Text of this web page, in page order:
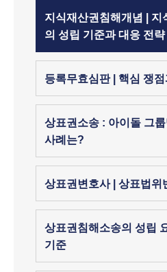
지식재산권침해개념 | 지
의 성립 기준과 대응 전략
등록무효심판 | 핵심 쟁점
상표권소송 : 아이돌 그
사례는?
상표권변호사 | 상표법위
상표권침해소송의 성립
기준